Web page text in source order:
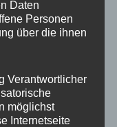
nicht mehr
solches
nicht
Deutschland
Daten
Personen
über die ihnen
Verantwortlicher
möglichst
Internetseite